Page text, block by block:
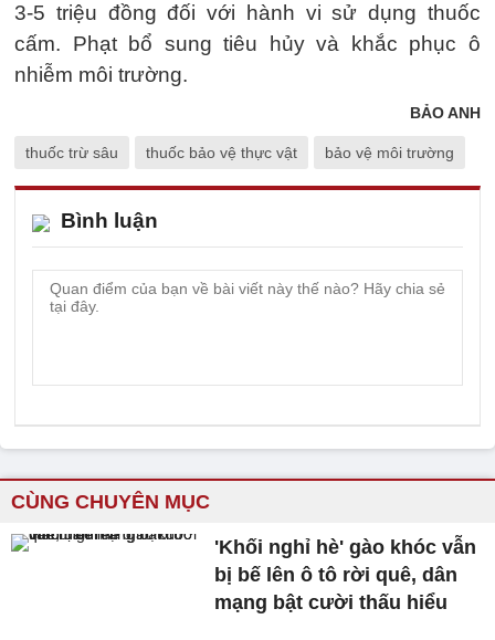
3-5 triệu đồng đối với hành vi sử dụng thuốc
cấm. Phạt bổ sung tiêu hủy và khắc phục ô
nhiễm môi trường.
BẢO ANH
thuốc trừ sâu thuốc bảo vệ thực vật bảo vệ môi trường
Bình luận
CÙNG CHUYÊN MỤC
'Khối nghỉ hè' gào khóc vẫn
bị bế lên ô tô rời quê, dân
mạng bật cười thấu hiểu